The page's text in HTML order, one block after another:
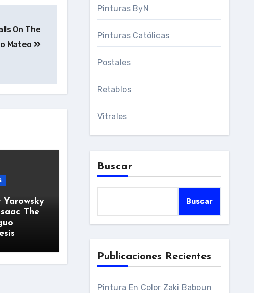
On The
Mateo
The
Pinturas ByN
Pinturas Católicas
Postales
Retablos
Vitrales
Buscar
Buscar
Publicaciones Recientes
Pintura En Color Zaki Baboun